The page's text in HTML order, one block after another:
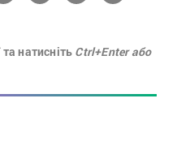
натисніть Ctrl+Enter або